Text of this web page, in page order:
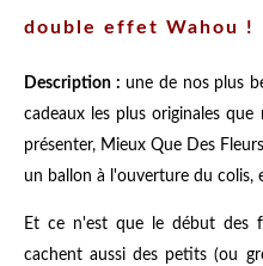
double effet Wahou !
Description : une de nos plus
cadeaux les plus originales
présenter, Mieux Que Des
un ballon à l'ouverture du colis,
Et ce n'est que le début des
cachent aussi des petits (ou